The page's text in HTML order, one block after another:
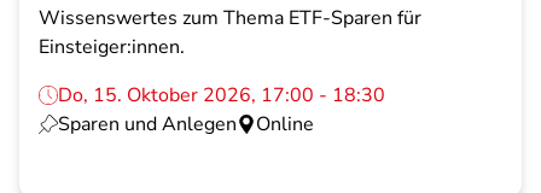
Wissenswertes zum Thema ETF-Sparen für
Einsteiger:innen.
Do, 15. Oktober 2026, 17:00 - 18:30
Sparen und Anlegen
Online